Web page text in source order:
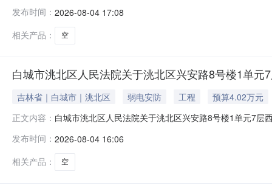
面：https://sf.taobao.com/court_list.htm），现公告如下
发布时间： 2026-08-04 17:08
相关产品：
空
白城市洮北区人民法院关于洮北区兴安路8号楼1单
吉林省｜白城市｜洮北区 弱电安防 工程
预算4.02万元
正文内容： 白城市洮北区人民法院关于洮北区兴安路8号楼1单元7
https://sf.taobao.com/court_list.htm），现公告如下：一
发布时间： 2026-08-04 16:06
相关产品：
空